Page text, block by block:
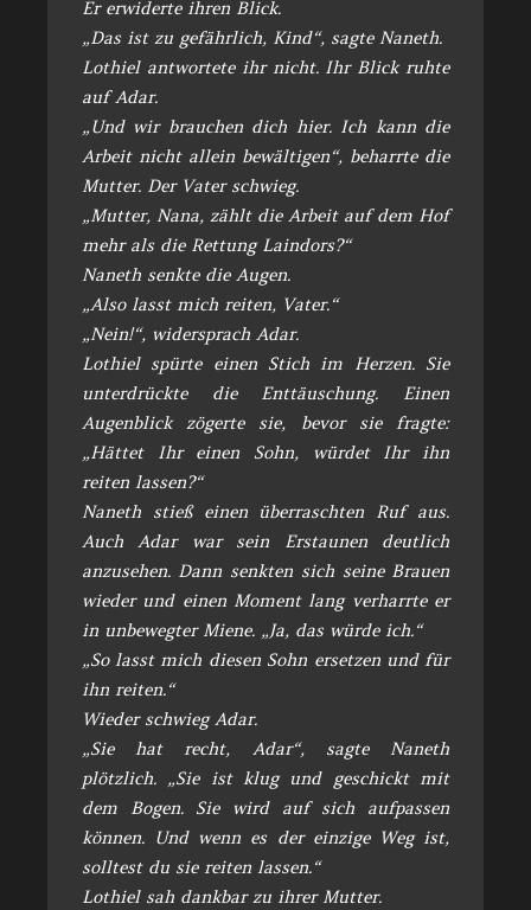
Er erwiderte ihren Blick.
„Das ist zu gefährlich, Kind“, sagte Naneth.
Lothiel antwortete ihr nicht. Ihr Blick ruhte
auf Adar.
„Und wir brauchen dich hier. Ich kann die
Arbeit nicht allein bewältigen“, beharrte die
Mutter. Der Vater schwieg.
„Mutter, Nana, zählt die Arbeit auf dem Hof
mehr als die Rettung Laindors?“
Naneth senkte die Augen.
„Also lasst mich reiten, Vater.“
„Nein!“, widersprach Adar.
Lothiel spürte einen Stich im Herzen. Sie
unterdrückte die Enttäuschung. Einen
Augenblick zögerte sie, bevor sie fragte:
„Hättet Ihr einen Sohn, würdet Ihr ihn
reiten lassen?“
Naneth stieß einen überraschten Ruf aus.
Auch Adar war sein Erstaunen deutlich
anzusehen. Dann senkten sich seine Brauen
wieder und einen Moment lang verharrte er
in unbewegter Miene. „Ja, das würde ich.“
„So lasst mich diesen Sohn ersetzen und für
ihn reiten.“
Wieder schwieg Adar.
„Sie hat recht, Adar“, sagte Naneth
plötzlich. „Sie ist klug und geschickt mit
dem Bogen. Sie wird auf sich aufpassen
können. Und wenn es der einzige Weg ist,
solltest du sie reiten lassen.“
Lothiel sah dankbar zu ihrer Mutter.